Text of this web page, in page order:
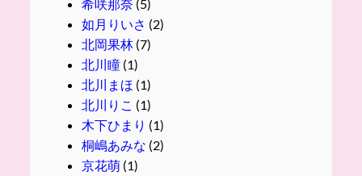
希咲那奈 (5)
如月りいさ (2)
北岡果林 (7)
北川瞳(1)
北川まほ (1)
北川りこ (1)
木下ひまり (1)
桐嶋あみな (2)
京花萌(1)